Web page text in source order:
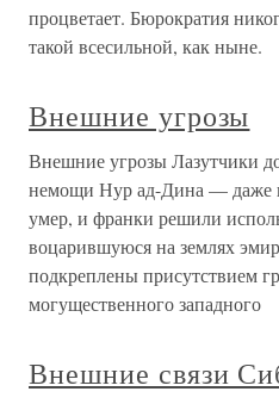
процветает. Бюрократия
такой всесильной, как ныне.
Внешние угрозы
Внешние угрозы Лазутчики
немощи Нур ад-Дина — даже
умер, и франки решили
воцарившуюся на землях
подкреплены присутствием
могущественного западного
Внешние связи